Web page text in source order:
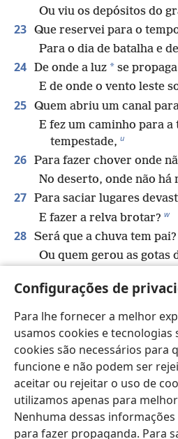
Configurações de
Para lhe fornecer a melhor
usamos cookies e tecnologias
cookies são necessários para
funcione e não podem ser
aceitar ou rejeitar o uso de
utilizamos apenas para
Nenhuma dessas
para fazer propaganda. Para
Ou viu os depósitos do
23 Que reservei para o
Para o dia de batalha e
24 De onde a luz * se
E de onde o vento leste
25 Quem abriu um canal
E fez um caminho para
tempestade, u
26 Para fazer chover onde
No deserto, onde não há
27 Para saciar lugares
E fazer a relva brotar? w
28 Será que a chuva tem pai?
Ou quem gerou as gotas
E quem deu à luz a geada
30 As águas são cobertas
E a superfície das águas
congela.
31 Será que você pode atar
constelação de Quima, *
Ou desatar as cordas da
Quesil? * b